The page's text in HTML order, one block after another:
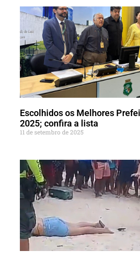
Escolhidos os Melhores
2025; confira a lista
11 de setembro de 2025